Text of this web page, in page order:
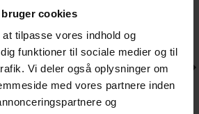
bruger cookies
tilpasse vores indhold og
funktioner til sociale medier og til
Vi deler også oplysninger om
med vores partnere inden
og